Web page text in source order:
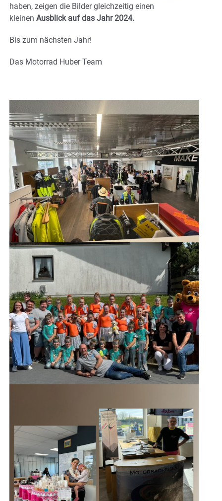
haben, zeigen die Bilder gleichzeitig einen
kleinen Ausblick auf das Jahr 2024.
Bis zum nächsten Jahr!
Das Motorrad Huber Team